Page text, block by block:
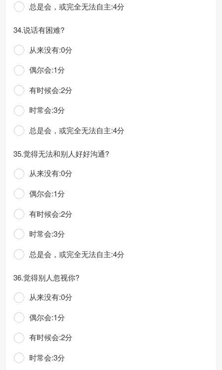
总是会，或完全无法自主:4分
34.说话有困难?
从来没有:0分
偶尔会:1分
有时候会:2分
时常会:3分
总是会，或完全无法自主:4分
35.觉得无法和别人好好沟通?
从来没有:0分
偶尔会:1分
有时候会:2分
时常会:3分
总是会，或完全无法自主:4分
36.觉得别人忽视你?
从来没有:0分
偶尔会:1分
有时候会:2分
时常会:3分